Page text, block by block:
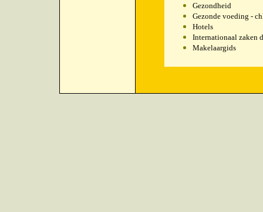
Gezondheid
Gezonde voeding -
Hotels
Internationaal zaken
Makelaargids